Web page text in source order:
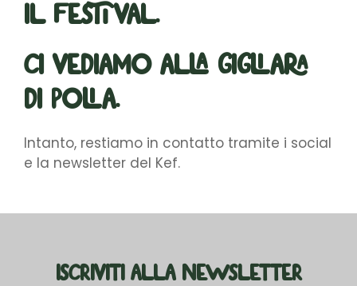
il festival.
Ci vediamo alla Gigliara
di Polia.
Intanto, restiamo in contatto tramite i social
e la newsletter del Kef.
ISCRIVITI ALLA NEWSLETTER